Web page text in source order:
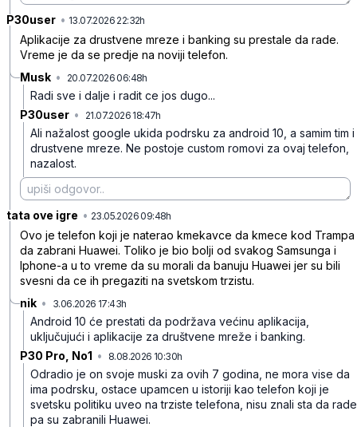
P30user • 13.07.2026 22:32h
Aplikacije za drustvene mreze i banking su prestale da rade.
Vreme je da se predje na noviji telefon.
Musk • 20.07.2026 06:48h
Radi sve i dalje i radit ce jos dugo...
P30user • 21.07.2026 18:47h
Ali nažalost google ukida podrsku za android 10, a samim tim i
drustvene mreze. Ne postoje custom romovi za ovaj telefon,
nazalost.
tata ove igre • 23.05.2026 09:48h
Ovo je telefon koji je naterao kmekavce da kmece kod Trampa
da zabrani Huawei. Toliko je bio bolji od svakog Samsunga i
Iphone-a u to vreme da su morali da banuju Huawei jer su bili
svesni da ce ih pregaziti na svetskom trzistu.
nik • 3.06.2026 17:43h
Android 10 će prestati da podržava većinu aplikacija,
uključujući i aplikacije za društvene mreže i banking.
P30 Pro, No1 • 8.08.2026 10:30h
Odradio je on svoje muski za ovih 7 godina, ne mora vise da
ima podrsku, ostace upamcen u istoriji kao telefon koji je
svetsku politiku uveo na trziste telefona, nisu znali sta da rade
pa su zabranili Huawei.